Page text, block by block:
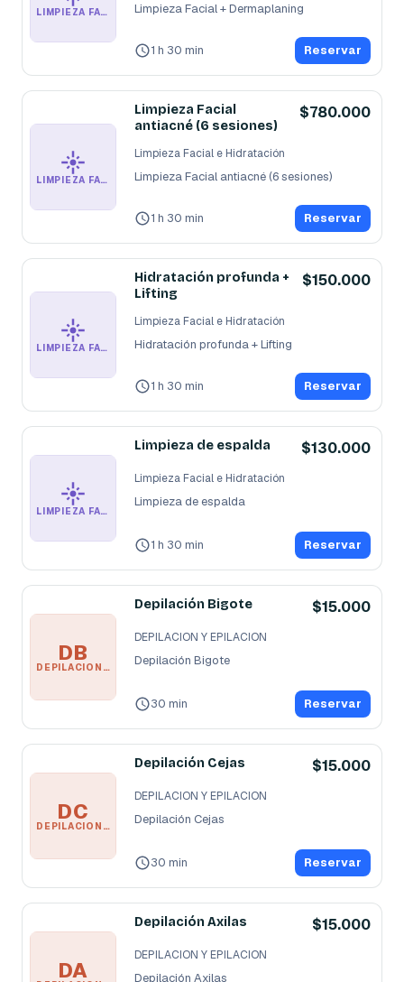
LIMPIEZA FACIAL E HIDRATACIÓN Limpieza Facial + Dermaplaning
1 h 30 min Reservar
LIMPIEZA FACIAL E HIDRATACIÓN
Limpieza Facial
antiacné (6 sesiones)
$780.000
Limpieza Facial e Hidratación
Limpieza Facial antiacné (6 sesiones)
1 h 30 min Reservar
LIMPIEZA FACIAL E HIDRATACIÓN
Hidratación profunda +
Lifting
$150.000
Limpieza Facial e Hidratación
Hidratación profunda + Lifting
1 h 30 min Reservar
LIMPIEZA FACIAL E HIDRATACIÓN
Limpieza de espalda $130.000
Limpieza Facial e Hidratación
Limpieza de espalda
1 h 30 min Reservar
DB
DEPILACION Y EPILACION
Depilación Bigote $15.000
DEPILACION Y EPILACION
Depilación Bigote
30 min Reservar
DC
DEPILACION Y EPILACION
Depilación Cejas $15.000
DEPILACION Y EPILACION
Depilación Cejas
30 min Reservar
DA
Depilación Axilas $15.000
DEPILACION Y EPILACION
Depilación Axilas